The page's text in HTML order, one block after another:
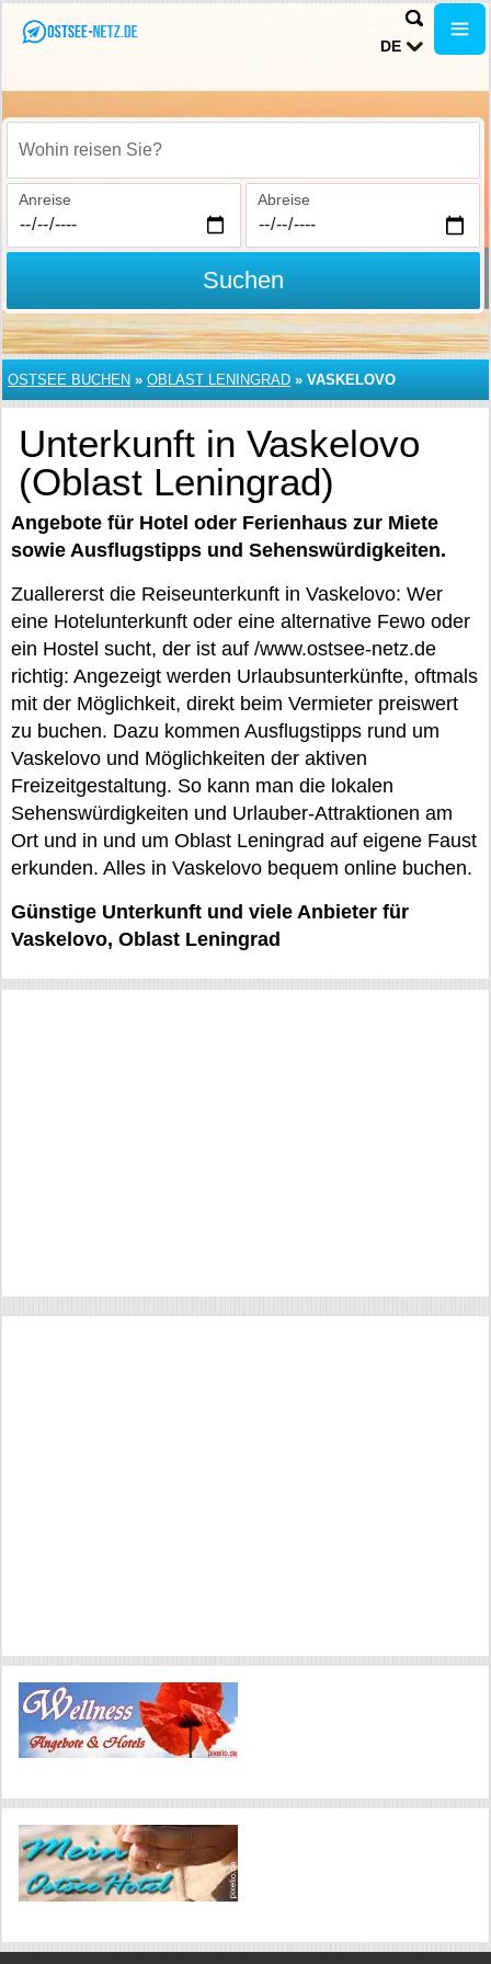
DE
Wohin reisen Sie?
Anreise Abreise
Suchen
OSTSEE BUCHEN » OBLAST LENINGRAD » VASKELOVO
Unterkunft in Vaskelovo
(Oblast Leningrad)
Angebote für Hotel oder Ferienhaus zur Miete
sowie Ausflugstipps und Sehenswürdigkeiten.
Zuallererst die Reiseunterkunft in Vaskelovo: Wer
eine Hotelunterkunft oder eine alternative Fewo oder
ein Hostel sucht, der ist auf /www.ostsee-netz.de
richtig: Angezeigt werden Urlaubsunterkünfte, oftmals
mit der Möglichkeit, direkt beim Vermieter preiswert
zu buchen. Dazu kommen Ausflugstipps rund um
Vaskelovo und Möglichkeiten der aktiven
Freizeitgestaltung. So kann man die lokalen
Sehenswürdigkeiten und Urlauber-Attraktionen am
Ort und in und um Oblast Leningrad auf eigene Faust
erkunden. Alles in Vaskelovo bequem online buchen.
Günstige Unterkunft und viele Anbieter für
Vaskelovo, Oblast Leningrad